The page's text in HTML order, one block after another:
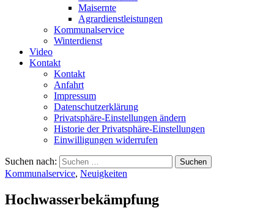
Maisernte
Agrardienstleistungen
Kommunalservice
Winterdienst
Video
Kontakt
Kontakt
Anfahrt
Impressum
Datenschutzerklärung
Privatsphäre-Einstellungen ändern
Historie der Privatsphäre-Einstellungen
Einwilligungen widerrufen
Suchen nach:
Kommunalservice, Neuigkeiten
Hochwasserbekämpfung